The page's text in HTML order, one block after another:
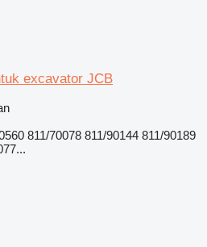
excavator JCB
811/70078 811/90144 811/90189